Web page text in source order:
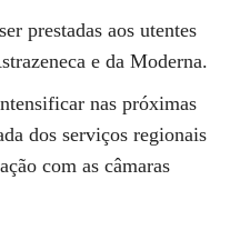
prestadas aos utentes
e da Moderna.
nas próximas
dos serviços regionais
com as câmaras